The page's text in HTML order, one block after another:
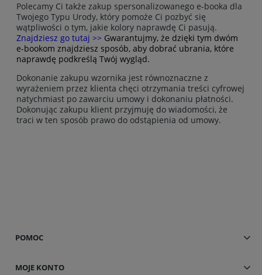
Polecamy Ci także zakup spersonalizowanego e-booka dla
Twojego Typu Urody, który pomoże Ci pozbyć się
wątpliwości o tym, jakie kolory naprawdę Ci pasują.
Znajdziesz go tutaj >> Gwarantujmy, że dzięki tym dwóm
e-bookom znajdziesz sposób, aby dobrać ubrania, które
naprawdę podkreślą Twój wygląd.
Dokonanie zakupu wzornika jest równoznaczne z
wyrażeniem przez klienta chęci otrzymania treści cyfrowej
natychmiast po zawarciu umowy i dokonaniu płatności.
Dokonując zakupu klient przyjmuję do wiadomości, że
traci w ten sposób prawo do odstąpienia od umowy.
POMOC
MOJE KONTO